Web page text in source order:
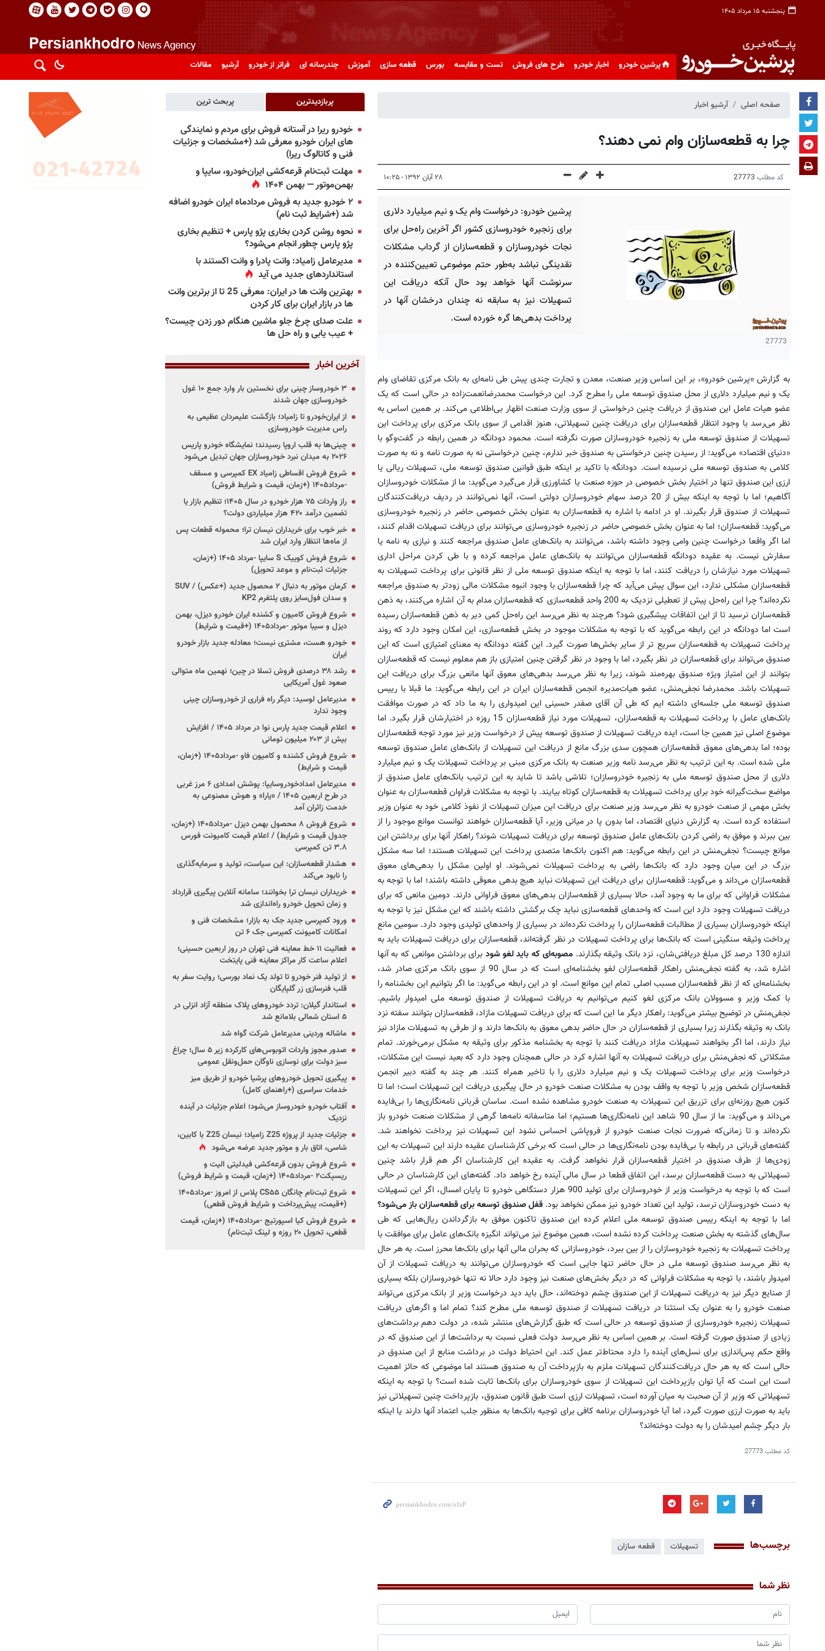
پنجشنبه ۱۵ مرداد ۱۴۰۵
پرشین خودرو اخبار خودرو طرح های فروش تست و مقایسه بورس قطعه سازی آموزش چندرسانه ای فراتر از خودرو آرشیو مقالات
صفحه اصلی آرشیو اخبار
چرا به قطعه‌سازان وام نمی دهند؟
کد مطلب 27773 ۲۸ آبان ۱۳۹۲ - ۱۰:۲۵
27773
پرشین خودرو: درخواست وام یک و نیم میلیارد دلاری
برای زنجیره خودروسازی کشور اگر آخرین راه‌حل برای
نجات خودروسازان و قطعه‌سازان از گرداب مشکلات
نقدینگی نباشد به‌طور حتم موضوعی تعیین‌کننده در
سرنوشت آنها خواهد بود حال آنکه دریافت این
تسهیلات نیز به سابقه نه چندان درخشان آنها در
پرداخت بدهی‌ها گره خورده است.
به گزارش «پرشین خودرو»، بر این اساس وزیر صنعت، معدن و تجارت چندی پیش طی نامه‌ای به بانک مرکزی تقاضای وام
یک و نیم میلیارد دلاری از محل صندوق توسعه ملی را مطرح کرد. این درخواست محمدرضا‌نعمت‌زاده در حالی است که یک
عضو هیات عامل این صندوق از دریافت چنین درخواستی از سوی وزارت صنعت اظهار بی‌اطلاعی می‌کند. بر همین اساس به
نظر می‌رسد با وجود انتظار قطعه‌سازان برای دریافت چنین تسهیلاتی، هنوز اقدامی از سوی بانک مرکزی برای پرداخت این
تسهیلات از صندوق توسعه ملی به زنجیره خودروسازان صورت نگرفته است. محمود دودانگه در همین رابطه در گفت‌وگو با
«دنیای اقتصاد» می‌گوید: از رسیدن چنین درخواستی به صندوق خبر ندارم، چنین درخواستی نه به صورت نامه و نه به صورت
کلامی به صندوق توسعه ملی نرسیده است. دودانگه با تاکید بر اینکه طبق قوانین صندوق توسعه ملی، تسهیلات ریالی یا
ارزی این صندوق تنها در اختیار بخش خصوصی در حوزه صنعت یا کشاورزی قرار می‌گیرد می‌گوید: ما از مشکلات خودروسازان
آگاهیم؛ اما با توجه به اینکه بیش از 20 درصد سهام خودروسازان دولتی است، آنها نمی‌توانند در ردیف دریافت‌کنندگان
تسهیلات از صندوق قرار بگیرند. او در ادامه با اشاره به قطعه‌سازان به عنوان بخش خصوصی حاضر در زنجیره خودروسازی
می‌گوید: قطعه‌سازان؛ اما به عنوان بخش خصوصی حاضر در زنجیره خودروسازی می‌توانند برای دریافت تسهیلات اقدام کنند،
اما اگر واقعا درخواست چنین وامی وجود داشته باشد، می‌توانند به بانک‌های عامل صندوق مراجعه کنند و نیازی به نامه یا
سفارش نیست. به عقیده دودانگه قطعه‌سازان می‌توانند به بانک‌های عامل مراجعه كرده و با طی کردن مراحل اداری
تسهیلات مورد نیازشان را دریافت کنند، اما با توجه به اینکه صندوق توسعه ملی از نظر قانونی برای پرداخت تسهیلات به
قطعه‌سازان مشکلی ندارد، این سوال پیش می‌آید که چرا قطعه‌سازان با وجود انبوه مشکلات مالی زودتر به صندوق مراجعه
نکرده‌اند؟ چرا این راه‌حل پیش از تعطیلی نزدیک به 200 واحد قطعه‌سازی که قطعه‌سازان مدام به آن اشاره می‌کنند، به ذهن
قطعه‌سازان نرسید تا از این اتفاقات پیشگیری شود؟ هرچند به نظر می‌رسد این راه‌حل کمی دیر به ذهن قطعه‌سازان رسیده
است اما دودانگه در این رابطه می‌گوید که با توجه به مشکلات موجود در بخش قطعه‌سازی، این امکان وجود دارد که روند
پرداخت تسهیلات به قطعه‌سازان سریع تر از سایر بخش‌ها صورت گیرد. این گفته دودانگه به معنای امتیازی است که این
صندوق می‌تواند برای قطعه‌سازان در نظر بگیرد، اما با وجود در نظر گرفتن چنین امتیازی باز هم معلوم نیست که قطعه‌سازان
بتوانند از این امتیاز ویژه صندوق بهره‌مند شوند، زیرا به نظر می‌رسد بدهی‌های معوق آنها مانعی بزرگ برای دریافت این
تسهیلات باشد. محمدرضا نجفی‌منش، عضو هیات‌مدیره انجمن قطعه‌سازان ایران در این رابطه می‌گوید: ما قبلا با رییس
صندوق توسعه ملی جلسه‌ای داشته ایم که طی آن آقای صفدر حسینی این امیدواری را به ما داد که در صورت موافقت
بانک‌های عامل با پرداخت تسهیلات به قطعه‌سازان، تسهیلات مورد نیاز قطعه‌سازان 15 روزه در اختیارشان قرار بگیرد. اما
موضوع اصلی نیز همین جا است، ایده دریافت تسهیلات از صندوق توسعه پیش از درخواست وزیر نیز مورد توجه قطعه‌سازان
بوده؛ اما بدهی‌های معوق قطعه‌سازان همچون سدی بزرگ مانع از دریافت این تسهیلات از بانک‌های عامل صندوق توسعه
ملی شده است. به این ترتیب به نظر می‌رسد نامه وزیر صنعت به بانک مرکزی مبنی بر پرداخت تسهیلات یک و نیم میلیارد
دلاری از محل صندوق توسعه ملی به زنجیره خودروسازان؛ تلاشی باشد تا شاید به این ترتیب بانک‌های عامل صندوق از
مواضع سخت‌گیرانه خود برای پرداخت تسهیلات به قطعه‌سازان کوتاه بیایند. با توجه به مشکلات فراوان قطعه‌سازان به عنوان
بخش مهمی از صنعت خودرو به نظر می‌رسد وزیر صنعت برای دریافت این میزان تسهیلات از نفوذ کلامی خود به عنوان وزیر
استفاده کرده است. به گزارش دنیای اقتصاد، اما بدون پا در میانی وزیر، آیا قطعه‌سازان خواهند توانست موانع موجود را از
بین ببرند و موفق به راضی کردن بانک‌های عامل صندوق توسعه برای دریافت تسهیلات شوند؟ راهکار آنها برای برداشتن این
موانع چیست؟ نجفی‌منش در این رابطه می‌گوید: هم اکنون بانک‌ها متصدی پرداخت این تسهیلات هستند؛ اما سه مشکل
بزرگ در این میان وجود دارد که بانک‌ها راضی به پرداخت تسهیلات نمی‌شوند. او اولین مشکل را بدهی‌های معوق
قطعه‌سازان می‌داند و می‌گوید: قطعه‌سازان برای دریافت این تسهیلات نباید هیچ بدهی معوقی داشته باشند؛ اما با توجه به
مشکلات فراوانی که برای ما به وجود آمد، حالا بسیاری از قطعه‌سازان بدهی‌های معوق فراوانی دارند. دومین مانعی که برای
دریافت تسهیلات وجود دارد این است که واحدهای قطعه‌سازی نباید چک برگشتی داشته باشند که این مشکل نیز با توجه به
اینکه خودروسازان بسیاری از مطالبات قطعه‌سازان را پرداخت نکرده‌اند در بسیاری از واحدهای تولیدی وجود دارد. سومین مانع
پرداخت وثیقه سنگینی است که بانک‌ها برای پرداخت تسهیلات در نظر گرفته‌اند، قطعه‌سازان برای دریافت تسهیلات باید به
اندازه 130 درصد کل مبلغ دریافتی‌شان، نزد بانک وثیقه بگذارند.
مصوبه‌ای که باید لغو شود برای برداشتن موانعی که به آنها
اشاره شد، به گفته نجفی‌منش راهکار قطعه‌سازان لغو بخشنامه‌ای است که در سال 90 از سوی بانک مرکزی صادر شد،
بخشنامه‌ای که از نظر قطعه‌سازان مسبب اصلی تمام این موانع است. او در این رابطه می‌گوید: ما اگر بتوانیم این بخشنامه را
با کمک وزیر و مسوولان بانک مرکزی لغو کنیم می‌توانیم به دریافت تسهیلات از صندوق توسعه ملی امیدوار باشیم.
نجفی‌منش در توضیح بیشتر می‌گوید: راهکار دیگر ما این است که برای دریافت تسهیلات مازاد، قطعه‌سازان بتوانند سفته نزد
بانک به وثیقه بگذارند زیرا بسیاری از قطعه‌سازان در حال حاضر بدهی معوق به بانک‌ها دارند و از طرفی به تسهیلات مازاد نیز
نیاز دارند، اما اگر بخواهند تسهیلات مازاد دریافت کنند با توجه به بخشنامه مذکور برای وثیقه به مشکل برمی‌خورند. تمام
مشکلاتی که نجفی‌منش برای دریافت تسهیلات به آنها اشاره کرد در حالی همچنان وجود دارد که بعید نیست این مشکلات،
درخواست وزیر برای پرداخت تسهیلات یک و نیم میلیارد دلاری را با تاخیر همراه کنند. هر چند به گفته دبیر انجمن
قطعه‌سازان شخص وزیر با توجه به واقف بودن به مشکلات صنعت خودرو در حال پیگیری دریافت این تسهیلات است؛ اما تا
کنون هیچ روزنه‌ای برای تزریق این تسهیلات به صنعت خودرو مشاهده نشده است. ساسان قربانی نامه‌نگاری‌ها را بی‌فایده
می‌داند و می‌گوید: ما از سال 90 شاهد این نامه‌نگاری‌ها هستیم؛ اما متاسفانه نامه‌ها گرهی از مشکلات صنعت خودرو باز
نکرده‌اند و تا زمانی‌که ضرورت نجات صنعت خودرو از فروپاشی احساس نشود این تسهیلات نیز پرداخت نخواهند شد.
گفته‌های قربانی در رابطه با بی‌فایده بودن نامه‌نگاری‌ها در حالی است که برخی کارشناسان عقیده دارند این تسهیلات به این
زودی‌ها از طرف صندوق در اختیار قطعه‌سازان قرار نخواهد گرفت. به عقیده این کارشناسان اگر هم قرار باشد چنین
تسهیلاتی به دست قطعه‌سازان برسد، این اتفاق قطعا در سال مالی آینده رخ خواهد داد. گفته‌های این کارشناسان در حالی
است که با توجه به درخواست وزیر از خودروسازان برای تولید 900 هزار دستگاهی خودرو تا پایان امسال، اگر این تسهیلات
به دست خودروسازان نرسد، تولید این تعداد خودرو نیز ممکن نخواهد بود. قفل صندوق توسعه برای قطعه‌سازان باز می‌شود؟
اما با توجه به اینکه رییس صندوق توسعه ملی اعلام کرده این صندوق تاکنون موفق به بازگرداندن ریال‌هایی که طی
سال‌های گذشته به بخش صنعت پرداخت کرده نشده است، همین موضوع نیز می‌تواند انگیزه بانک‌های عامل برای موافقت با
پرداخت تسهیلات به زنجیره خودروسازان را از بین ببرد، خودروسازانی که بحران مالی آنها برای بانک‌ها محرز است. به هر حال
به نظر می‌رسد صندوق توسعه ملی در حال حاضر تنها جایی است که خودروسازان می‌توانند به دریافت تسهیلات از آن
امیدوار باشند، با توجه به مشکلات فراوانی که در دیگر بخش‌های صنعت نیز وجود دارد حالا نه تنها خودروسازان بلکه بسیاری
از صنایع دیگر نیز به دریافت تسهیلات از این صندوق چشم دوخته‌اند، حال باید دید درخواست وزیر از بانک مرکزی می‌تواند
صنعت خودرو را به عنوان یک استثنا در دریافت تسهیلات از صندوق توسعه ملی مطرح کند؟ تمام اما و اگرهای دریافت
تسهیلات زنجیره خودروسازی از صندوق توسعه در حالی است که طبق گزارش‌های منتشر شده، در دولت دهم برداشت‌های
زیادی از صندوق صورت گرفته است. بر همین اساس به نظر می‌رسد دولت فعلی نسبت به برداشت‌ها از این صندوق که در
واقع حکم پس‌اندازی برای نسل‌های آینده را دارد محتاط‌تر عمل کند. این احتیاط دولت در برداشت منابع از این صندوق در
حالی است که به هر حال دریافت‌کنندگان تسهیلات ملزم به بازپرداخت آن به صندوق هستند اما موضوعی که حائز اهمیت
است این است که آیا توان بازپرداخت این تسهیلات از سوی خودروسازان برای بانک‌ها ثابت شده است؟ با توجه به اینکه
تسهیلاتی که وزیر از آن صحبت به میان آورده است، تسهیلات ارزی است طبق قانون صندوق، بازپرداخت چنین تسهیلاتی نیز
باید به صورت ارزی صورت گیرد، اما آیا خودروسازان برنامه کافی برای توجیه بانک‌ها به منظور جلب اعتماد آنها دارند یا اینکه
بار دیگر چشم امیدشان را به دولت دوخته‌اند؟
کد مطلب27773
برچسب‌ها تسهیلات قطعه سازان
نظر شما
پربازدیدترین پربحث ترین
خودرو ریرا در آستانه فروش برای مردم و نمایندگی
های ایران خودرو معرفی شد (+مشخصات و جزئیات
فنی و کاتالوگ ریرا)
مهلت ثبت‌نام قرعه‌کشی ایران‌خودرو، سایپا و
بهمن‌موتور — بهمن ۱۴۰۴
۲ خودرو جدید به فروش مردادماه ایران خودرو اضافه
شد (+شرایط ثبت نام)
نحوه روشن کردن بخاری پژو پارس + تنظیم بخاری
پژو پارس چطور انجام می‌شود؟
مدیرعامل زامیاد: وانت پادرا و وانت اکستند با
استانداردهای جدید می آید
بهترین وانت ها در ایران: معرفی 25 تا از برترین وانت
ها در بازار ایران برای کار کردن
علت صدای چرخ جلو ماشین هنگام دور زدن چیست؟
+ عیب یابی و راه حل ها
آخرین اخبار
۳ خودروساز چینی برای نخستین بار وارد جمع ۱۰ غول
خودروسازی جهان شدند
از ایران‌خودرو تا زامیاد؛ بازگشت علیمردان عظیمی به
راس مدیریت خودروسازی
چینی‌ها به قلب اروپا رسیدند؛ نمایشگاه خودرو پاریس
۲۰۲۶ به میدان نبرد خودروسازان جهان تبدیل می‌شود
شروع فروش اقساطی زامیاد EX کمپرسی و مسقف
-مرداد۱۴۰۵ (+زمان، قیمت و شرایط فروش)
راز واردات ۷۵ هزار خودرو در سال ۱۴۰۵؛ تنظیم بازار یا
تضمین درآمد ۴۲۰ هزار میلیاردی دولت؟
خبر خوب برای خریداران نیسان ترا؛ محموله قطعات پس
از ماه‌ها انتظار وارد ایران شد
شروع فروش کوییک S سایپا -مرداد ۱۴۰۵ (+زمان،
جزئیات ثبت‌نام و موعد تحویل)
کرمان موتور به دنبال ۲ محصول جدید (+عکس) / SUV
و سدان فول‌سایز روی پلتفرم KP2
شروع فروش کامیون و کشنده ایران خودرو دیزل، بهمن
دیزل و سیبا موتور -مرداد۱۴۰۵ (+قیمت و شرایط)
خودرو هست، مشتری نیست؛ معادله جدید بازار خودرو
ایران
رشد ۳۸ درصدی فروش تسلا در چین؛ نهمین ماه متوالی
صعود غول آمریکایی
مدیرعامل لوسید: دیگر راه فراری از خودروسازان چینی
وجود ندارد
اعلام قیمت جدید پارس نوا در مرداد ۱۴۰۵ / افزایش
بیش از ۲۰۳ میلیون تومانی
شروع فروش کشنده و کامیون فاو -مرداد۱۴۰۵ (+زمان،
قیمت و شرایط)
مدیرعامل امدادخودروسایپا: پوشش امدادی ۶ مرز غربی
در طرح اربعین ۱۴۰۵ / «یارا» و هوش مصنوعی به
خدمت زائران آمد
شروع فروش ۸ محصول بهمن دیزل -مرداد۱۴۰۵ (+زمان،
جدول قیمت و شرایط) / اعلام قیمت کامیونت فورس
۳.۸ تن کمپرسی
هشدار قطعه‌سازان: این سیاست، تولید و سرمایه‌گذاری
را نابود می‌کند
خریداران نیسان ترا بخوانند؛ سامانه آنلاین پیگیری قرارداد
و زمان تحویل خودرو راه‌اندازی شد
ورود کمپرسی جدید جک به بازار؛ مشخصات فنی و
امکانات کامیونت کمپرسی جک ۶ تن
فعالیت ۱۱ خط معاینه فنی تهران در روز اربعین حسینی؛
اعلام ساعت کار مراکز معاینه فنی پایتخت
از تولید فنر خودرو تا تولد یک نماد بورسی؛ روایت سفر به
قلب فنرسازی زر گلپایگان
استاندار گیلان: تردد خودروهای پلاک منطقه آزاد انزلی در
۵ استان شمالی بلامانع شد
ماشاله وردینی مدیرعامل شرکت گواه شد
صدور مجوز واردات اتوبوس‌های کارکرده زیر ۵ سال؛ چراغ
سبز دولت برای نوسازی ناوگان حمل‌ونقل عمومی
پیگیری تحویل خودروهای پرشیا خودرو از طریق میز
خدمات سراسری (+راهنمای کامل)
آفتاب خودرو خودروساز می‌شود؛ اعلام جزئیات در آینده
نزدیک
جزئیات جدید از پروژه Z25 زامیاد؛ نیسان Z25 با کابین،
شاسی، اتاق بار و موتور جدید عرضه می‌شود
شروع فروش بدون قرعه‌کشی فیدلیتی الیت و
ریسپکت۲ -مرداد۱۴۰۵ (+زمان، قیمت و شرایط فروش)
شروع ثبت‌نام چانگان CS۵۵ پلاس از امروز -مرداد۱۴۰۵
(+قیمت، پیش‌پرداخت و شرایط فروش قطعی)
شروع فروش کیا اسپورتیج -مرداد۱۴۰۵ (+زمان، قیمت
قطعی، تحویل ۲۰ روزه و لینک ثبت‌نام)